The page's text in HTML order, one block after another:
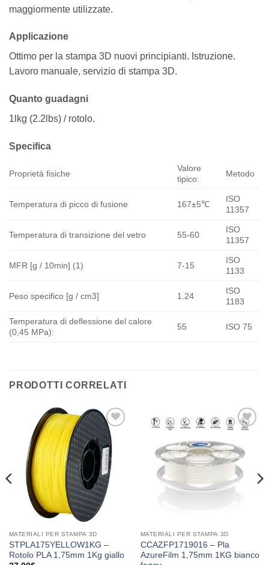
maggiormente utilizzate.
Applicazione
Ottimo per la stampa 3D nuovi principianti. Istruzione.
Lavoro manuale, servizio di stampa 3D.
Quanto guadagni
1lkg (2.2lbs) / rotolo.
Specifica
Proprietà fisiche
Valore
tipico:
Metodo
Temperatura di picco di fusione 167±5℃
ISO
11357
Temperatura di transizione del vetro 55-60
ISO
11357
MFR [g / 10min] (1) 7-15
ISO
1133
Peso specifico [g / cm3] 1.24
ISO
1183
Temperatura di deflessione del calore
(0,45 MPa):
55 ISO 75
PRODOTTI CORRELATI
Aggiungi
alla lista
dei
desideri
MATERIALI PER STAMPA 3D
STPLA175YELLOW1KG –
Rotolo PLA 1,75mm 1Kg giallo
alla lista
dei
desideri
MATERIALI PER STAMPA 3D
CCAZFP1719016 – Pla
AzureFilm 1,75mm 1KG bianco